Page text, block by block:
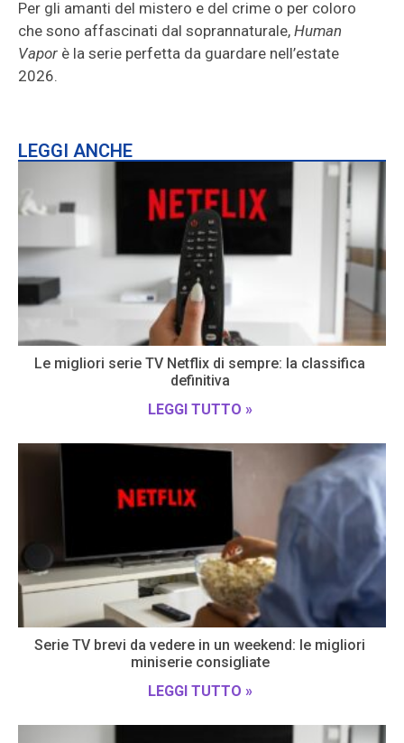
Per gli amanti del mistero e del crime o per coloro
che sono affascinati dal soprannaturale, Human
Vapor è la serie perfetta da guardare nell’estate
2026.
LEGGI ANCHE
Le migliori serie TV Netflix di sempre: la classifica
definitiva
LEGGI TUTTO »
Serie TV brevi da vedere in un weekend: le migliori
miniserie consigliate
LEGGI TUTTO »